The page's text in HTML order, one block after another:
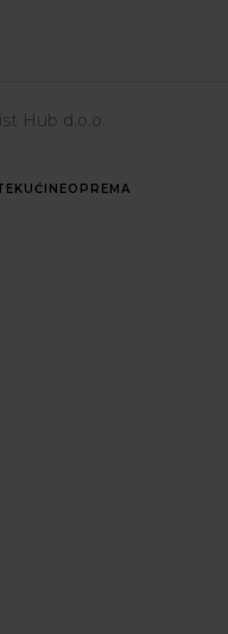
Hub d.o.o.
OPREMA